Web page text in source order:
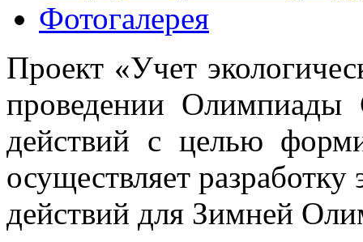
Фотогалерея
Проект «Учет
проведении
действий с целью
осуществляет разработку
действий для Зимней